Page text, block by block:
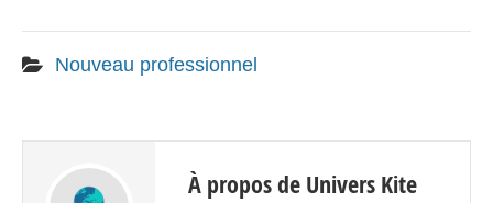
Nouveau professionnel
À propos de Univers Kite